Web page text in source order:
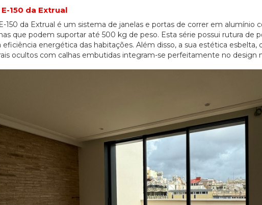
150 da Extrual
150 da Extrual é um sistema de janelas e portas de correr em alumínio
que podem suportar até 500 kg de peso. Esta série possui rutura de
energética das habitações. Além disso, a sua estética esbelta,
ocultos com calhas embutidas integram-se perfeitamente no design
20/07/2026